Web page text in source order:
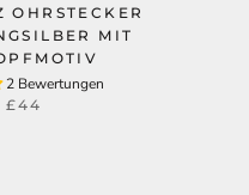
OHRSTECKER
MIT
2 Bewertungen
£44